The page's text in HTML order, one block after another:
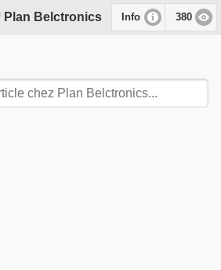
Plan Belctronics Info 380